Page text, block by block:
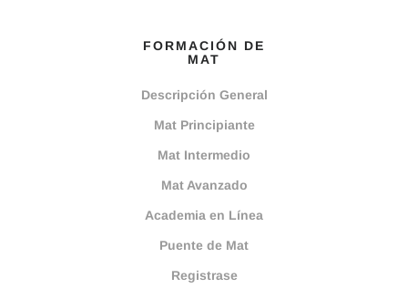
FORMACIÓN DE
MAT
Descripción General
Mat Principiante
Mat Intermedio
Mat Avanzado
Academia en Línea
Puente de Mat
Registrase